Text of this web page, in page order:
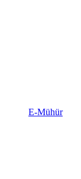
E-Mühür